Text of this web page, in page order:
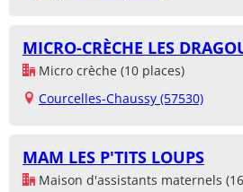
MICRO-CRÈCHE LES
Micro crèche (10 places)
Courcelles-Chaussy (57530)
MAM LES P'TITS LOUPS
Maison d'assistants maternels